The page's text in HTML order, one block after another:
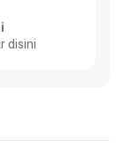
disini